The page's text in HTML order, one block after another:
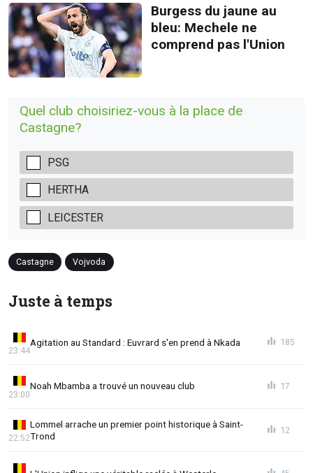
Burgess du jaune au
bleu: Mechele ne
comprend pas l'Union
Quel club choisiriez-vous à la place de
Castagne?
PSG
HERTHA
LEICESTER
Castagne Vojvoda
Juste à temps
Agitation au Standard : Euvrard s'en prend à Nkada
23:44
185
Noah Mbamba a trouvé un nouveau club
23:00
17
Lommel arrache un premier point historique à Saint-
Trond
22:52
12